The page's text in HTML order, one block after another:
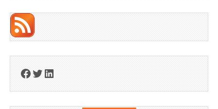
Facebook
Twitter
LinkedIn